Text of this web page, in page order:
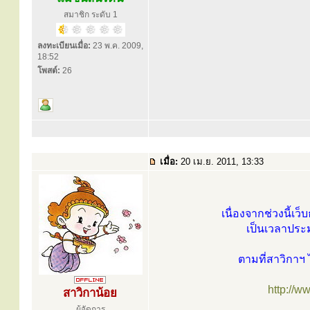
สมาชิก ระดับ 1
ลงทะเบียนเมื่อ: 23 พ.ค. 2009,
18:52
โพสต์: 26
เมื่อ: 20 เม.ย. 2011, 13:33
สาวิกาน้อย
เนื่องจากช่วงนี้เว็
เป็นเวลาปร
ตามที่สาวิกาฯ
http://